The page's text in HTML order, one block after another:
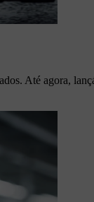
Até agora,